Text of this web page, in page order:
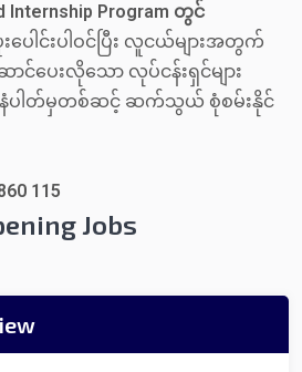
Internship Program တွင်
ပေါင်းပါဝင်ပြီး လူငယ်များအတွက်
ာင်ပေးလိုသော လုပ်ငန်းရှင်များ
းနံပါတ်မှတစ်ဆင့် ဆက်သွယ် စုံစမ်းနိုင်
115
Jobs